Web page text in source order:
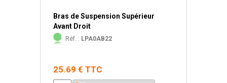
Bras de Suspension Supérieur
Avant Droit
Réf. : LPA0AB22
25.69 € TTC